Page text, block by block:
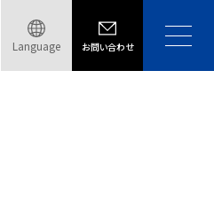
Language お問い合わせ